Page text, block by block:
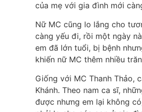
của mẹ với gia đình mới
Nữ MC cũng lo lắng cho
càng yếu đi, rồi một ngày
em đã lớn tuổi, bị bệnh
khiến nữ MC thêm nhiều
Giống với MC Thanh Thảo,
Khánh. Theo nam ca sĩ,
được nhưng em lại không